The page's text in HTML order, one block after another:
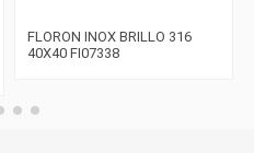
FLORON INOX BRILLO 316
40X40 FI07338